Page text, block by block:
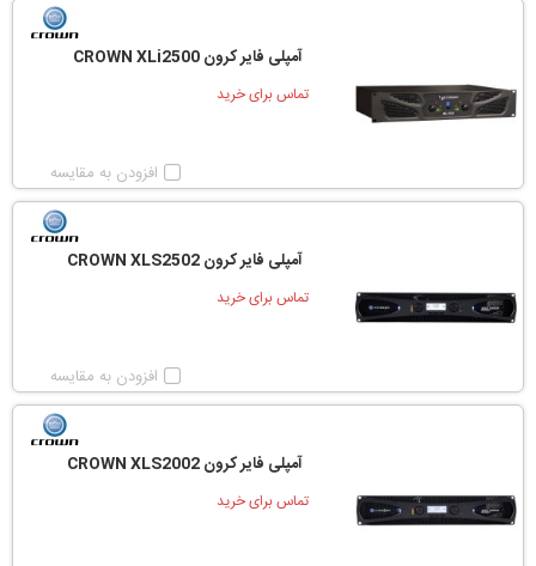
آمپلی فایر کرون CROWN XLi2500
تماس برای خرید
افزودن به مقایسه
آمپلی فایر کرون CROWN XLS2502
تماس برای خرید
افزودن به مقایسه
آمپلی فایر کرون CROWN XLS2002
تماس برای خرید